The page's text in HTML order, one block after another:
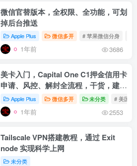
微信官替版本，全权限、全功能，可划
掉后台推送
Apple Plus 微信多开 # 苹果微信分身
1年前 3686
美卡入门，Capital One C1押金信用卡
申请、风控、解封全流程，干货，建议
收藏Apple Plus 微信多开 未分类 # 美国信
1年前 2553
Tailscale VPN搭建教程，通过 Exit
node 实现科学上网
未分类